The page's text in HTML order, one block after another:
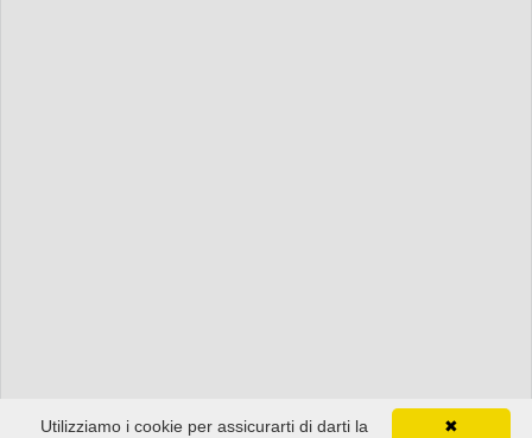
✖
Utilizziamo i cookie per assicurarti di darti la